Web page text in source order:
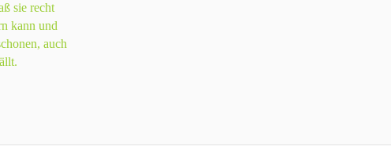
sie recht
kann und
auch